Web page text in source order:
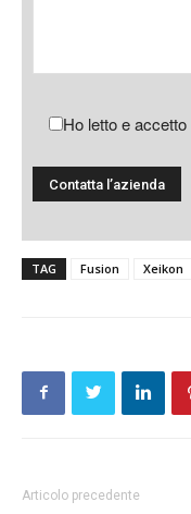
Ho letto e accetto
TAG Fusion Xeikon
Articolo precedente